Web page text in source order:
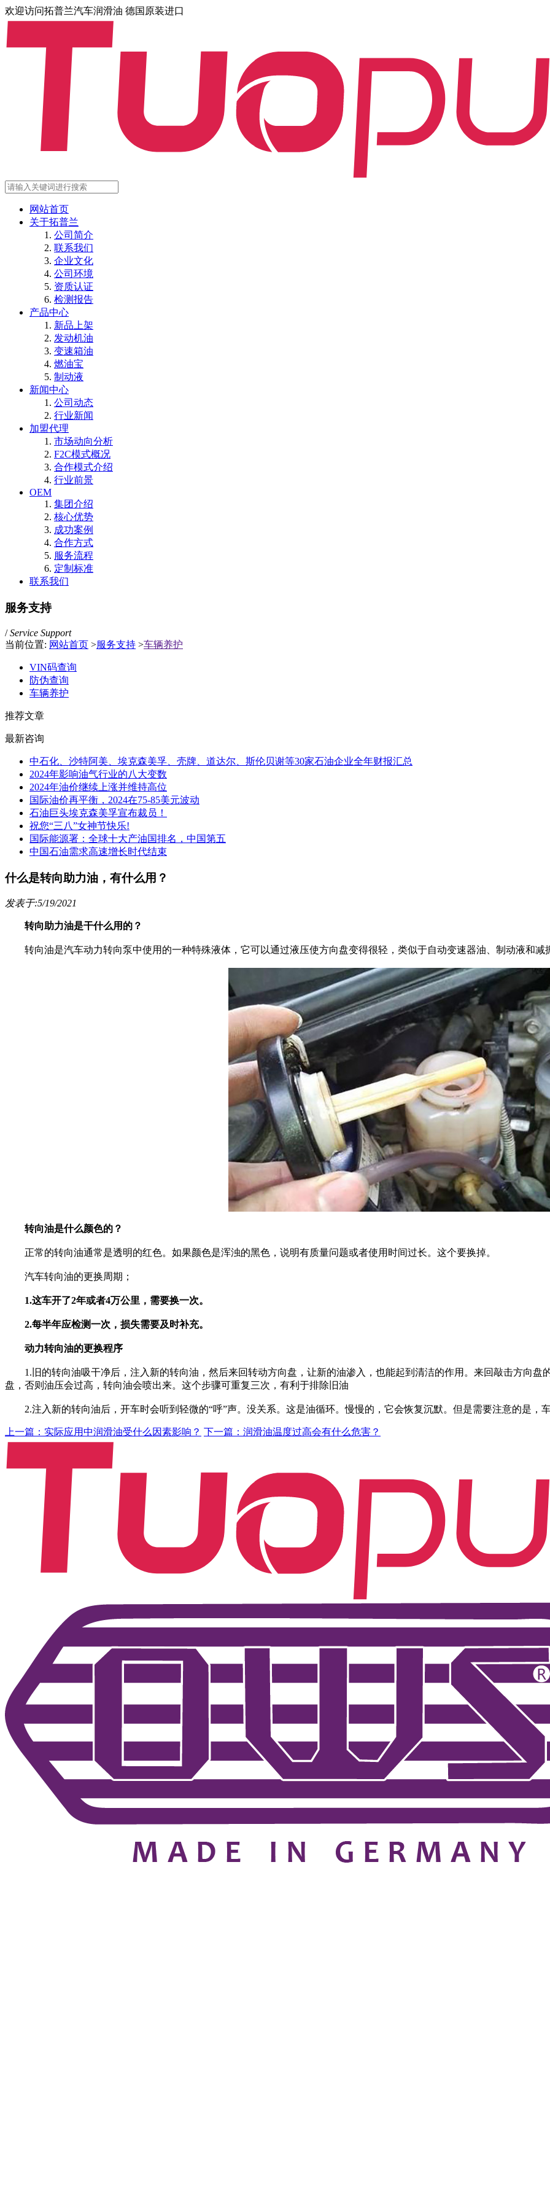
欢迎访问拓普兰汽车润滑油 德国原装进口
网站首页
关于拓普兰
公司简介
联系我们
企业文化
公司环境
资质认证
检测报告
产品中心
新品上架
发动机油
变速箱油
燃油宝
制动液
新闻中心
公司动态
行业新闻
加盟代理
市场动向分析
F2C模式概况
合作模式介绍
行业前景
OEM
集团介绍
核心优势
成功案例
合作方式
服务流程
定制标准
联系我们
服务支持
/Service Support
当前位置: 网站首页 >服务支持 >车辆养护
VIN码查询
防伪查询
车辆养护
推荐文章
最新咨询
中石化、沙特阿美、埃克森美孚、壳牌、道达尔、斯伦贝谢等30家石油企业全年财报汇总
2024年影响油气行业的八大变数
2024年油价继续上涨并维持高位
国际油价再平衡，2024在75-85美元波动
石油巨头埃克森美孚宣布裁员！
祝您“三八”女神节快乐!
国际能源署：全球十大产油国排名，中国第五
中国石油需求高速增长时代结束
什么是转向助力油，有什么用？
发表于:5/19/2021
转向助力油是干什么用的？
转向油是汽车动力转向泵中使用的一种特殊液体，它可以通过液压使方向盘变得很轻，类似于自动变速器油、制动液和减
转向油是什么颜色的？
正常的转向油通常是透明的红色。如果颜色是浑浊的黑色，说明有质量问题或者使用时间过长。这个要换掉。
汽车转向油的更换周期；
1.这车开了2年或者4万公里，需要换一次。
2.每半年应检测一次，损失需要及时补充。
动力转向油的更换程序
1.旧的转向油吸干净后，注入新的转向油，然后来回转动方向盘，让新的油渗入，也能起到清洁的作用。来回敲击方向盘
盘，否则油压会过高，转向油会喷出来。这个步骤可重复三次，有利于排除旧油
2.注入新的转向油后，开车时会听到轻微的“呼”声。没关系。这是油循环。慢慢的，它会恢复沉默。但是需要注意的是，
上一篇：实际应用中润滑油受什么因素影响？ 下一篇：润滑油温度过高会有什么危害？